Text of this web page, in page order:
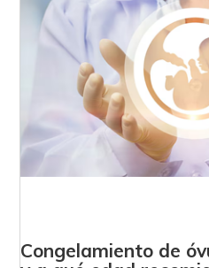
Congelamiento de